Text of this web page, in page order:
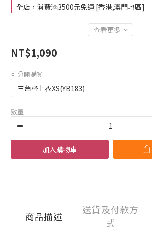
全店，消費滿3500元免運 [香港,澳門地區]
查看更多
NT$1,090
可分開購買
數量
加入購物車
商品描述
送貨及付款方
式